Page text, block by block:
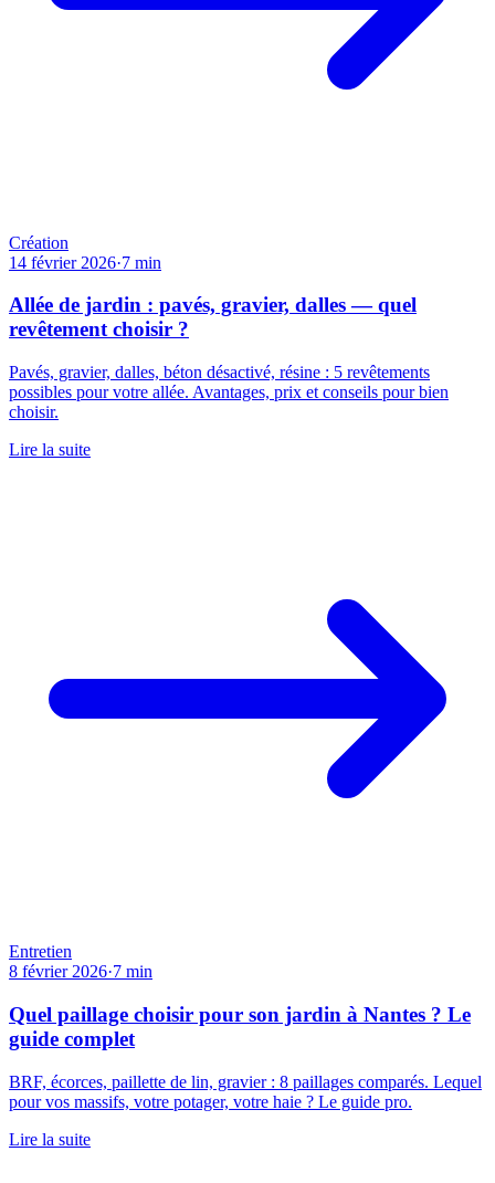
Création
14 février 2026·7 min
Allée de jardin : pavés, gravier, dalles — quel
revêtement choisir ?
Pavés, gravier, dalles, béton désactivé, résine : 5 revêtements
possibles pour votre allée. Avantages, prix et conseils pour bien
choisir.
Lire la suite
Entretien
8 février 2026·7 min
Quel paillage choisir pour son jardin à Nantes ? Le
guide complet
BRF, écorces, paillette de lin, gravier : 8 paillages comparés. Lequel
pour vos massifs, votre potager, votre haie ? Le guide pro.
Lire la suite